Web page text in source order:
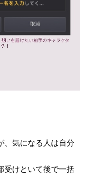
、気になる人は自分
受けといて後で一括